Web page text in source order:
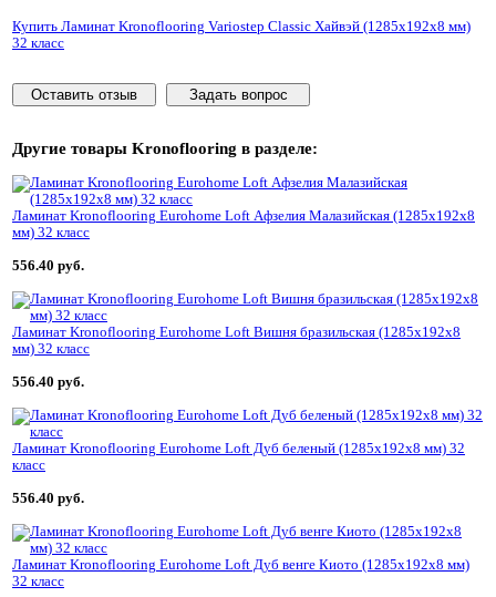
Купить Ламинат Kronoflooring Variostep Classic Хайвэй (1285x192x8 мм)
32 класс
Оставить отзыв Задать вопрос
Другие товары Kronoflooring в разделе:
Ламинат Kronoflooring Eurohome Loft Афзелия Малазийская (1285x192x8
мм) 32 класс
556.40 руб.
Ламинат Kronoflooring Eurohome Loft Вишня бразильская (1285x192x8
мм) 32 класс
556.40 руб.
Ламинат Kronoflooring Eurohome Loft Дуб беленый (1285x192x8 мм) 32
класс
556.40 руб.
Ламинат Kronoflooring Eurohome Loft Дуб венге Киото (1285x192x8 мм)
32 класс